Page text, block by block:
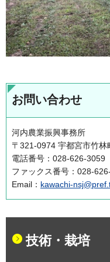
お問い合わせ
河内農業振興事務所
〒321-0974 宇都宮市竹
電話番号：028-626-3059
ファックス番号：028-
Email： kawachi-
技術・栽培